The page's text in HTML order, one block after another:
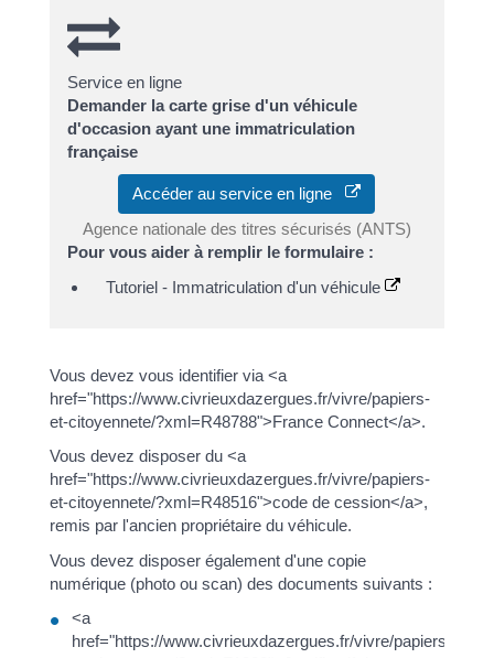
Service en ligne
Demander la carte grise d'un véhicule
d'occasion ayant une immatriculation
française
Accéder au service en ligne
Agence nationale des titres sécurisés (ANTS)
Pour vous aider à remplir le formulaire :
Tutoriel - Immatriculation d'un véhicule
Vous devez vous identifier via <a
href="https://www.civrieuxdazergues.fr/vivre/papiers-
et-citoyennete/?xml=R48788">France Connect</a>.
Vous devez disposer du <a
href="https://www.civrieuxdazergues.fr/vivre/papiers-
et-citoyennete/?xml=R48516">code de cession</a>,
remis par l'ancien propriétaire du véhicule.
Vous devez disposer également d'une copie
numérique (photo ou scan) des documents suivants :
<a
href="https://www.civrieuxdazergues.fr/vivre/papiers-